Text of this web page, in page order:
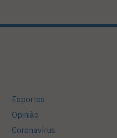
Esportes
Opinião
Coronavírus